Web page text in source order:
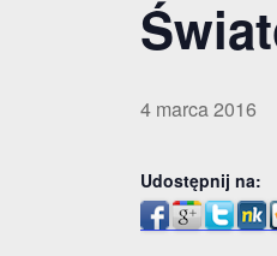
4 marca 2016
Udostępnij na: